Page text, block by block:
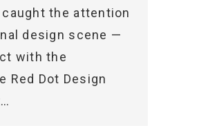
the attention
design scene —
with the
Red Dot Design